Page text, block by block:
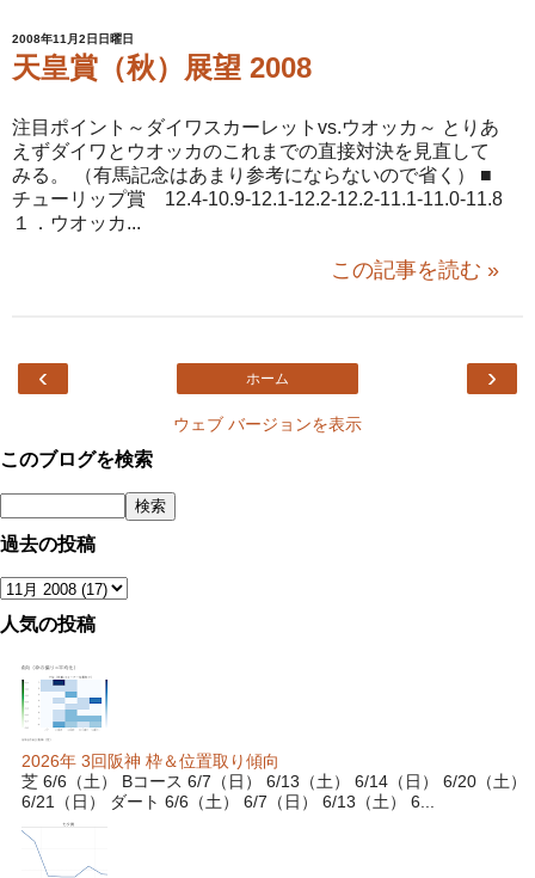
2008年11月2日日曜日
天皇賞（秋）展望 2008
注目ポイント～ダイワスカーレットvs.ウオッカ～ とりあ
えずダイワとウオッカのこれまでの直接対決を見直して
みる。 （有馬記念はあまり参考にならないので省く） ■
チューリップ賞 12.4-10.9-12.1-12.2-12.2-11.1-11.0-11.8
１．ウオッカ...
この記事を読む »
‹ ›
ホーム
ウェブ バージョンを表示
このブログを検索
過去の投稿
人気の投稿
2026年 3回阪神 枠＆位置取り傾向
芝 6/6（土） Bコース 6/7（日） 6/13（土） 6/14（日） 6/20（土）
6/21（日） ダート 6/6（土） 6/7（日） 6/13（土） 6...